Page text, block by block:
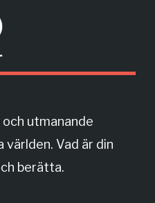
b
o
o
a
utmanande
Vad är din
berätta.